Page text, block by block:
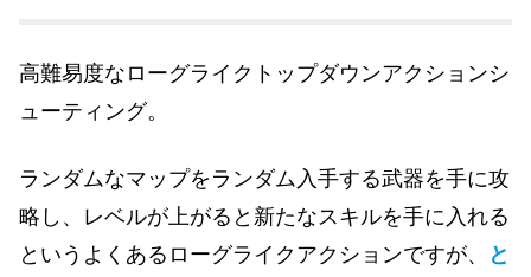
高難易度なローグライクトップダウンアクションシ
ューティング。
ランダムなマップをランダム入手する武器を手に攻
略し、レベルが上がると新たなスキルを手に入れる
というよくあるローグライクアクションですが、
と